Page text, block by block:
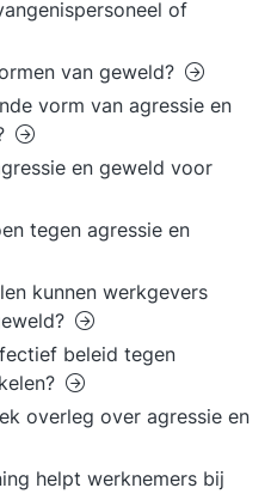
of
van geweld?
vorm van agressie en
en geweld voor
tegen agressie en
kunnen werkgevers
beleid tegen
overleg over agressie en
helpt werknemers bij